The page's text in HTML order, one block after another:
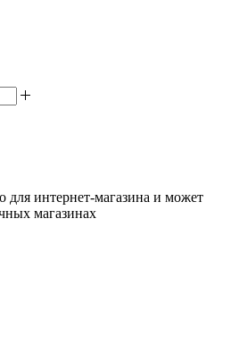
для интернет-магазина и может
магазинах